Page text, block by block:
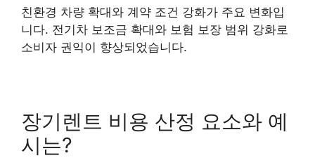
친환경 차량 확대와 계약 조건 강화가 주요 변화입
니다. 전기차 보조금 확대와 보험 보장 범위 강화로
소비자 권익이 향상되었습니다.
장기렌트 비용 산정 요소와 예
시는?